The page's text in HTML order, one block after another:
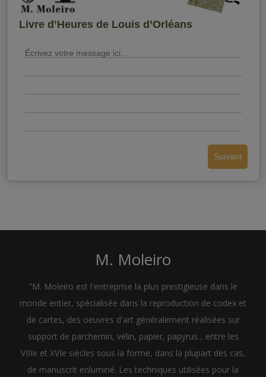
Livre d’Heures de Louis d’Orléans
Suivant
Retour
M. Moleiro
"M. Moleiro est l'entreprise la plus prestigieuse dans le
monde entier, spécialisée dans la reproduction de codex et
de cartes, des oeuvres d'art généralement réalisées sur
support de parchemin, vélin, papier, papyrus... entre les
VIIIe et XVIe siècles sous la forme, dans la plupart des cas,
de manuscrit enluminé. Les techniques utilisées pour la